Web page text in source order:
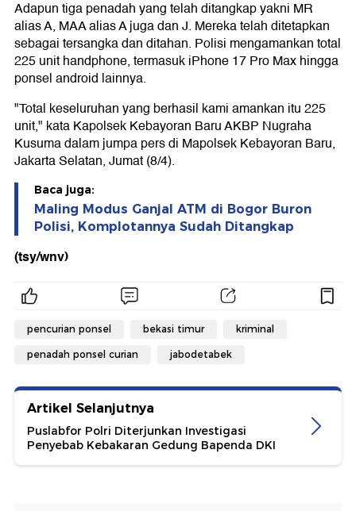
Adapun tiga penadah yang telah ditangkap yakni MR
alias A, MAA alias A juga dan J. Mereka telah ditetapkan
sebagai tersangka dan ditahan. Polisi mengamankan total
225 unit handphone, termasuk iPhone 17 Pro Max hingga
ponsel android lainnya.
"Total keseluruhan yang berhasil kami amankan itu 225
unit," kata Kapolsek Kebayoran Baru AKBP Nugraha
Kusuma dalam jumpa pers di Mapolsek Kebayoran Baru,
Jakarta Selatan, Jumat (8/4).
Baca juga:
Maling Modus Ganjal ATM di Bogor Buron
Polisi, Komplotannya Sudah Ditangkap
(tsy/wnv)
pencurian ponsel bekasi timur kriminal
penadah ponsel curian jabodetabek
Artikel Selanjutnya
Puslabfor Polri Diterjunkan Investigasi
Penyebab Kebakaran Gedung Bapenda DKI